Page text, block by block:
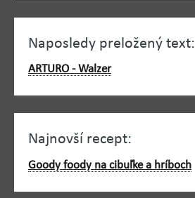
Naposledy preložený text:
ARTURO - Walzer
Najnovší recept:
Goody foody na cibuľke a hríboch